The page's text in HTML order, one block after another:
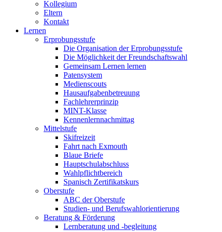
Kollegium
Eltern
Kontakt
Lernen
Erprobungsstufe
Die Organisation der Erprobungsstufe
Die Möglichkeit der Freundschaftswahl
Gemeinsam Lernen lernen
Patensystem
Medienscouts
Hausaufgabenbetreuung
Fachlehrerprinzip
MINT-Klasse
Kennenlernnachmittag
Mittelstufe
Skifreizeit
Fahrt nach Exmouth
Blaue Briefe
Hauptschulabschluss
Wahlpflichtbereich
Spanisch Zertifikatskurs
Oberstufe
ABC der Oberstufe
Studien- und Berufswahlorientierung
Beratung & Förderung
Lernberatung und -begleitung